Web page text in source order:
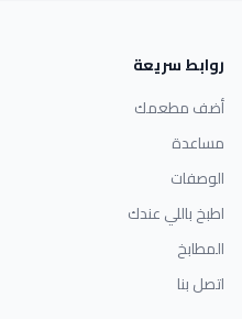
روابط سريعة
أضف مطعمك
مساعدة
الوصفات
اطبخ باللي عندك
المطابخ
اتصل بنا